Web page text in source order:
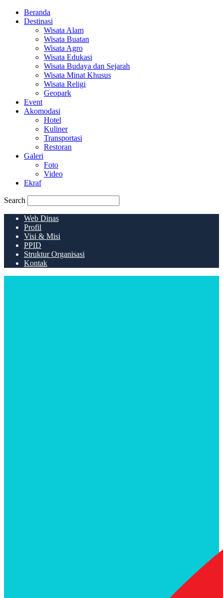
Beranda
Destinasi
Wisata Alam
Wisata Buatan
Wisata Agro
Wisata Edukasi
Wisata Budaya dan Sejarah
Wisata Minat Khusus
Wisata Religi
Geopark
Event
Akomodasi
Hotel
Kuliner
Transportasi
Restoran
Galeri
Foto
Video
Ekraf
Search
Web Dinas
Profil
Visi & Misi
PPID
Struktur Organisasi
Kontak